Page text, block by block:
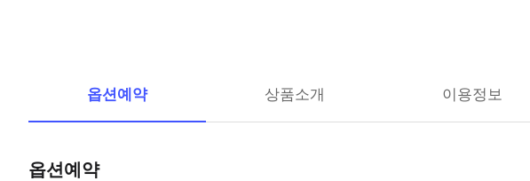
옵션예약 상품소개 이용정보
옵션예약